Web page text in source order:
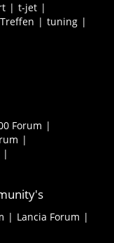
t-jet
Treffen
tuning
Forum
Lancia Forum